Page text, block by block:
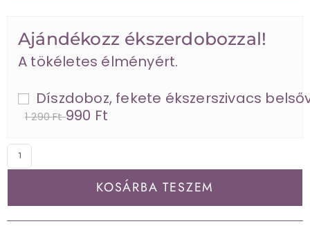
Ajándékozz ékszerdobozzal!
A tökéletes élményért.
Díszdoboz, fekete ékszerszivacs
1 290 Ft 990 Ft
KOSÁRBA TESZEM